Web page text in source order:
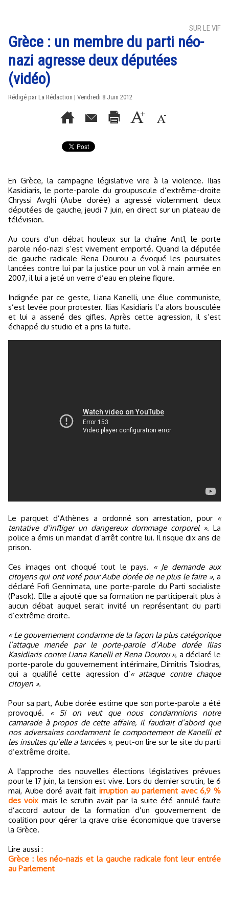
SUR LE VIF
Grèce : un membre du parti néo-
nazi agresse deux députées
(vidéo)
Rédigé par La Rédaction | Vendredi 8 Juin 2012
En Grèce, la campagne législative vire à la violence. Ilias
Kasidiaris, le porte-parole du groupuscule d’extrême-droite
Chryssi Avghi (Aube dorée) a agressé violemment deux
députées de gauche, jeudi 7 juin, en direct sur un plateau de
télévision.
Au cours d’un débat houleux sur la chaîne Ant1, le porte
parole néo-nazi s’est vivement emporté. Quand la députée
de gauche radicale Rena Dourou a évoqué les poursuites
lancées contre lui par la justice pour un vol à main armée en
2007, il lui a jeté un verre d’eau en pleine figure.
Indignée par ce geste, Liana Kanelli, une élue communiste,
s’est levée pour protester. Ilias Kasidiaris l’a alors bousculée
et lui a assené des gifles. Après cette agression, il s’est
échappé du studio et a pris la fuite.
Le parquet d’Athènes a ordonné son arrestation, pour «
tentative d’infliger un dangereux dommage corporel ». La
police a émis un mandat d’arrêt contre lui. Il risque dix ans de
prison.
Ces images ont choqué tout le pays.
« Je demande aux
citoyens qui ont voté pour Aube dorée de ne plus le faire », a
déclaré Fofi Gennimata, une porte-parole du Parti socialiste
(Pasok). Elle a ajouté que sa formation ne participerait plus à
aucun débat auquel serait invité un représentant du parti
d’extrême droite.
« Le gouvernement condamne de la façon la plus catégorique
l’attaque menée par le porte-parole d’Aube dorée Ilias
Kasidiaris contre Liana Kanelli et Rena Dourou », a déclaré le
porte-parole du gouvernement intérimaire, Dimitris Tsiodras,
qui a qualifié cette agression d’« attaque contre chaque
citoyen ».
Pour sa part, Aube dorée estime que son porte-parole a été
provoqué.
« Si on veut que nous condamnions notre
camarade à propos de cette affaire, il faudrait d’abord que
nos adversaires condamnent le comportement de Kanelli et
les insultes qu’elle a lancées », peut-on lire sur le site du parti
d’extrême droite.
A l'approche des nouvelles élections législatives prévues
pour le 17 juin, la tension est vive. Lors du dernier scrutin, le 6
mai, Aube doré avait fait irruption au parlement avec 6,9 %
des voix mais le scrutin avait par la suite été annulé faute
d’accord autour de la formation d’un gouvernement de
coalition pour gérer la grave crise économique que traverse
la Grèce.
Lire aussi :
Grèce : les néo-nazis et la gauche radicale font leur entrée
au Parlement